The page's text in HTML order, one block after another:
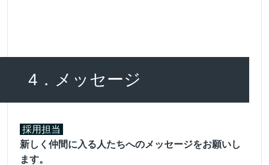
4．メッセージ
採用担当
新しく仲間に入る人たちへのメッセージをお願いし
ます。